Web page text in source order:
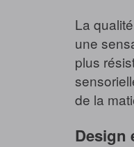
La
une
plus
de la
Design